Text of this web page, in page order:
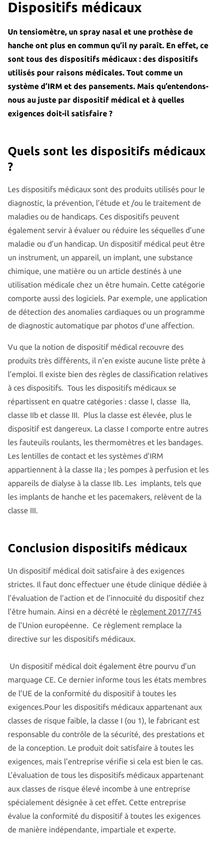
Dispositifs médicaux
Un tensiomètre, un spray nasal et une prothèse de
hanche ont plus en commun qu’il ny paraît. En effet, ce
sont tous des dispositifs médicaux : des dispositifs
utilisés pour raisons médicales. Tout comme un
système d’IRM et des pansements. Mais qu’entendons-
nous au juste par dispositif médical et à quelles
exigences doit-il satisfaire ?
Quels sont les dispositifs médicaux
?
Les dispositifs médicaux sont des produits utilisés pour le
diagnostic, la prévention, l’étude et /ou le traitement de
maladies ou de handicaps. Ces dispositifs peuvent
également servir à évaluer ou réduire les séquelles d’une
maladie ou d’un handicap. Un dispositif médical peut être
un instrument, un appareil, un implant, une substance
chimique, une matière ou un article destinés à une
utilisation médicale chez un être humain. Cette catégorie
comporte aussi des logiciels. Par exemple, une application
de détection des anomalies cardiaques ou un programme
de diagnostic automatique par photos d’une affection.
Vu que la notion de dispositif médical recouvre des
produits très différents, il n’en existe aucune liste prête à
l’emploi. Il existe bien des règles de classification relatives
à ces dispositifs. Tous les dispositifs médicaux se
répartissent en quatre catégories : classe I, classe IIa,
classe IIb et classe III. Plus la classe est élevée, plus le
dispositif est dangereux. La classe I comporte entre autres
les fauteuils roulants, les thermomètres et les bandages.
Les lentilles de contact et les systèmes d’IRM
appartiennent à la classe IIa ; les pompes à perfusion et les
appareils de dialyse à la classe IIb. Les implants, tels que
les implants de hanche et les pacemakers, relèvent de la
classe III.
Conclusion dispositifs médicaux
Un dispositif médical doit satisfaire à des exigences
strictes. Il faut donc effectuer une étude clinique dédiée à
l’évaluation de l’action et de l’innocuité du dispositif chez
l’être humain. Ainsi en a décrété le règlement 2017/745
de l’Union européenne. Ce règlement remplace la
directive sur les dispositifs médicaux.
Un dispositif médical doit également être pourvu d’un
marquage CE. Ce dernier informe tous les états membres
de l’UE de la conformité du dispositif à toutes les
exigences.Pour les dispositifs médicaux appartenant aux
classes de risque faible, la classe I (ou 1), le fabricant est
responsable du contrôle de la sécurité, des prestations et
de la conception. Le produit doit satisfaire à toutes les
exigences, mais l’entreprise vérifie si cela est bien le cas.
L’évaluation de tous les dispositifs médicaux appartenant
aux classes de risque élevé incombe à une entreprise
spécialement désignée à cet effet. Cette entreprise
évalue la conformité du dispositif à toutes les exigences
de manière indépendante, impartiale et experte.